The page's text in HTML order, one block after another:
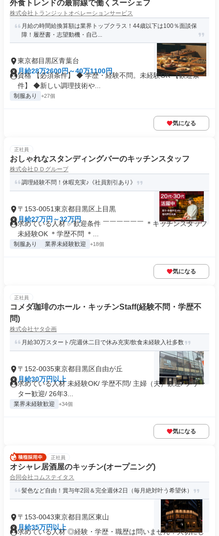
外食トレンドの最前線で働くスーシェフ
株式会社トランジットオペレーションサービス
月給の時間給換算額は業界トップクラス！44歳以下は100％面談保
障！履歴書・志望動機・自己...
東京都目黒区青葉台
月給28万2600円～40万1100円
資格 【必須条件】 ◆ 学歴・経験不問。未経験OK 【歓迎条
件】 ◆新しい調理技術や...
制服あり +27個
気になる
正社員
おしゃれなスタンディングバーのキッチンスタッフ
株式会社ＤＤグループ
調理経験不問！休暇充実♪《社員割引あり》
〒153-0051東京都目黒区上目黒
月給27万円～32万円
求めている人材 ✅歓迎条件 ￣￣￣￣￣￣ ＊キッチンスタッフ
未経験OK ＊学歴不問 ＊...
制服あり 業界未経験歓迎 +18個
気になる
正社員
コメダ珈琲のホール・キッチンStaff(経験不問・学歴不
問)
株式会社ヤタ企画
月給30万スタート/完週休二日で休み充実/飲食未経験入社多数
〒152-0035東京都目黒区自由が丘
月給30万円以上
求めている人材 未経験OK/ 学歴不問/ 主婦（夫）歓迎/ フリー
ター歓迎/ 26年3...
業界未経験歓迎 +34個
気になる
正社員
オシャレ居酒屋のキッチン(オープニング)
合同会社コムステイタス
髪色など自由！賞与年2回＆完全週休2日（毎月絶対叶う希望休）
〒153-0043東京都目黒区東山
月給35万円以上
求めている人材 ◎経験・学歴・職歴は問いません！大切にし